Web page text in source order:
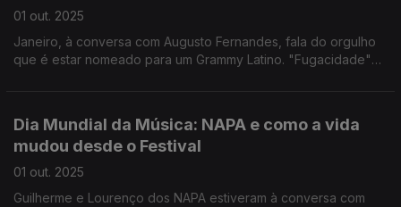
01 out. 2025
Janeiro, à conversa com Augusto Fernandes, fala do orgulho
que é estar nomeado para um Grammy Latino. "Fugacidade"
Dia Mundial da Música: NAPA e como a vida
mudou desde o Festival
01 out. 2025
Guilherme e Lourenço dos NAPA estiveram à conversa com